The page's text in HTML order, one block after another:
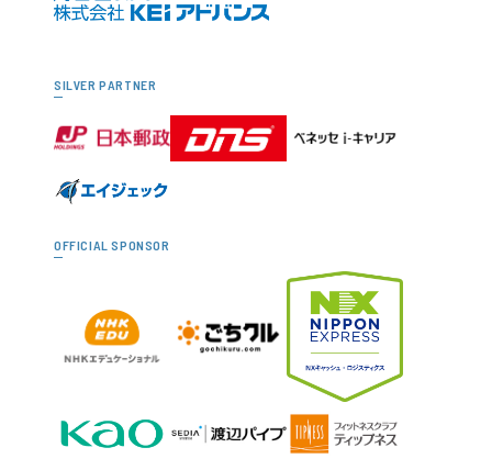
SILVER PARTNER
OFFICIAL SPONSOR